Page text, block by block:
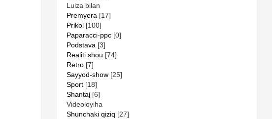
Luiza bilan
Premyera [17]
Prikol [100]
Paparacci-ppc [0]
Podstava [3]
Realiti shou [74]
Retro [7]
Sayyod-show [25]
Sport [18]
Shantaj [6]
Videoloyiha
Shunchaki qiziq [27]